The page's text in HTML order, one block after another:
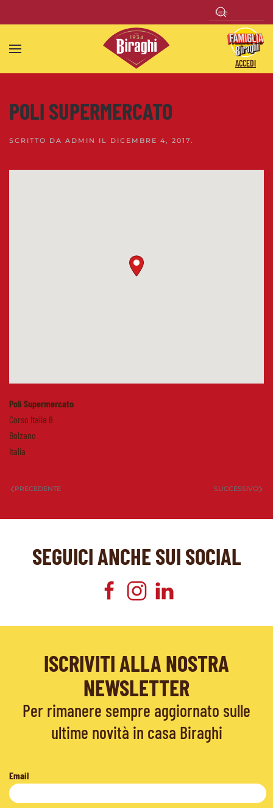
Skip to main content
ACCEDI
POLI SUPERMERCATO
SCRITTO DA ADMIN IL DICEMBRE 4, 2017.
Poli Supermercato
Corso Italia 8
Bolzano
Italia
PRECEDENTE SUCCESSIVO
SEGUICI ANCHE SUI SOCIAL
ISCRIVITI ALLA NOSTRA
NEWSLETTER
Per rimanere sempre aggiornato sulle
ultime novità in casa Biraghi
Email